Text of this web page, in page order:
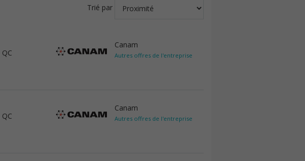
Trié par
QC
Canam
Autres offres de l'entreprise
QC
Canam
Autres offres de l'entreprise